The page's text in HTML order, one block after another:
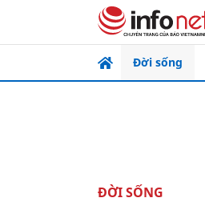
Đời sống
ĐỜI SỐNG